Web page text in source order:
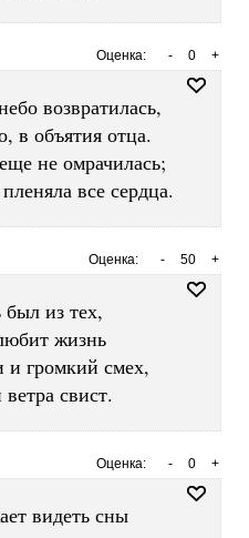
Оценка: +
0
-
возвратилась,
в объятия отца.
не омрачилась;
все сердца.
Оценка: +
50
-
был из тех,
жизнь
громкий смех,
свист.
Оценка: +
0
-
видеть сны